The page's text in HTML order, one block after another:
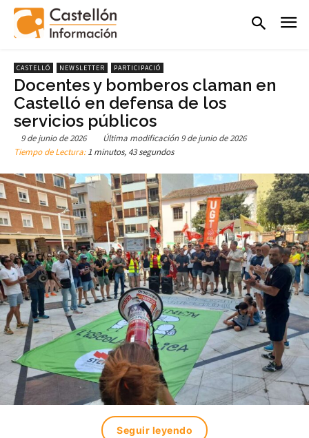
CASTELLÓ NEWSLETTER PARTICIPACIÓ
Docentes y bomberos claman en
Castelló en defensa de los
servicios públicos
9 de junio de 2026 Última modificación 9 de junio de 2026
Tiempo de Lectura:1 minutos, 43 segundos
Seguir leyendo